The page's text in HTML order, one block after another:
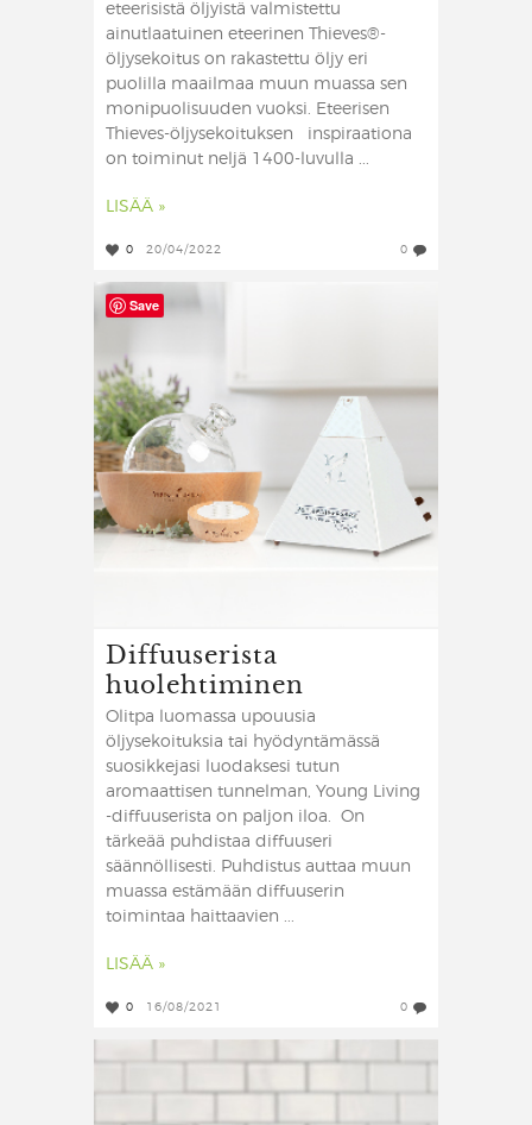
eteerisistä öljyistä valmistettu
ainutlaatuinen eteerinen Thieves®-
öljysekoitus on rakastettu öljy eri
puolilla maailmaa muun muassa sen
monipuolisuuden vuoksi. Eteerisen
Thieves-öljysekoituksen inspiraationa
on toiminut neljä 1400-luvulla ...
LISÄÄ »
0 20/04/2022 0
Diffuuserista
huolehtiminen
Olitpa luomassa upouusia
öljysekoituksia tai hyödyntämässä
suosikkejasi luodaksesi tutun
aromaattisen tunnelman, Young Living
-diffuuserista on paljon iloa. On
tärkeää puhdistaa diffuuseri
säännöllisesti. Puhdistus auttaa muun
muassa estämään diffuuserin
toimintaa haittaavien ...
LISÄÄ »
0 16/08/2021 0
Save